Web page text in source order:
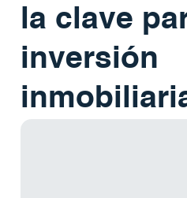
la clave
inversión